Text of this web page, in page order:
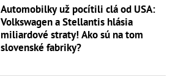
Automobilky už pocítili clá od USA:
Volkswagen a Stellantis hlásia
miliardové straty! Ako sú na tom
slovenské fabriky?